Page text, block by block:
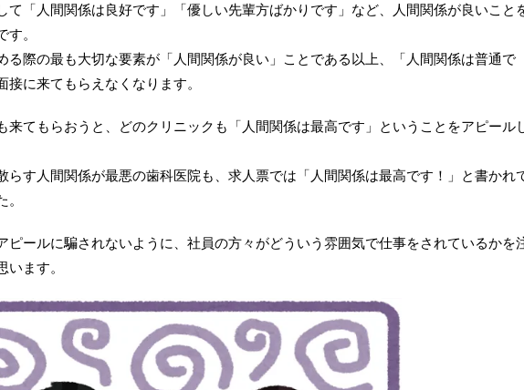
て「人間関係は良好です」「優しい先輩方ばかりです」など、人間関係が良いこと
。
る際の最も大切な要素が「人間関係が良い」ことである以上、「人間関係は普通で
に来てもらえなくなります。
来てもらおうと、どのクリニックも「人間関係は最高です」ということをアピール
らす人間関係が最悪の歯科医院も、求人票では「人間関係は最高です！」と書かれ
ピールに騙されないように、社員の方々がどういう雰囲気で仕事をされているかを
ます。